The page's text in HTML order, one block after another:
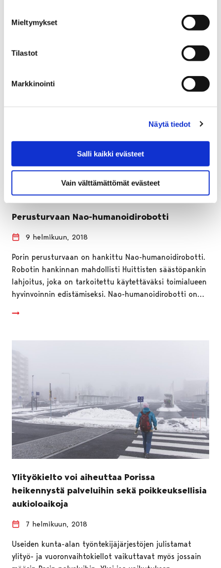
Mieltymykset
Tilastot
Markkinointi
Näytä tiedot
Salli kaikki evästeet
Vain välttämättömät evästeet
hyväksyttäväksi. Hankkeen valmistelu on alkanut
Perusturvaan Nao-humanoidirobotti
9 helmikuun, 2018
Porin perusturvaan on hankittu Nao-humanoidirobotti.
Robotin hankinnan mahdollisti Huittisten säästöpankin
lahjoitus, joka on tarkoitettu käytettäväksi toimialueen
hyvinvoinnin edistämiseksi. Nao-humanoidirobotti on…
Ylityökielto voi aiheuttaa Porissa
heikennystä palveluihin sekä poikkeuksellisia
aukioloaikoja
7 helmikuun, 2018
Useiden kunta-alan työntekijäjärjestöjen julistamat
ylityö- ja vuoronvaihtokiellot vaikuttavat myös jossain